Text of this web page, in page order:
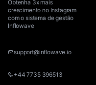
Obtenha 3x mais
crescimento no Instagram
com o sistema de gestão
Inflowave
support@inflowave.io
+44 7735 396513